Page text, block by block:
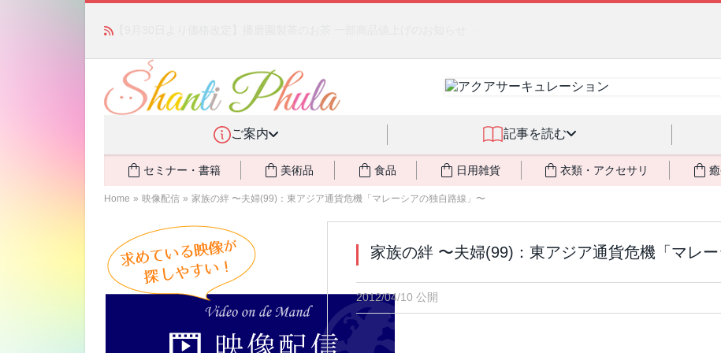
ご案内 記事を読む
セミナー・書籍 美術品 食品 日用雑貨 衣類・アクセサリ
Home » 映像配信 » 家族の絆 〜夫婦(99)：東アジア通貨危機「マレーシアの独自路線」〜
家族の絆 〜夫婦(99)：東アジア通貨危機「マレ
2012/04/10 公開